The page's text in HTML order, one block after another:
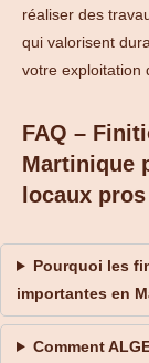
réaliser des
qui valorisent
votre exploitation
FAQ –
Martinique
locaux pros
Pourquoi les
importantes en
Comment